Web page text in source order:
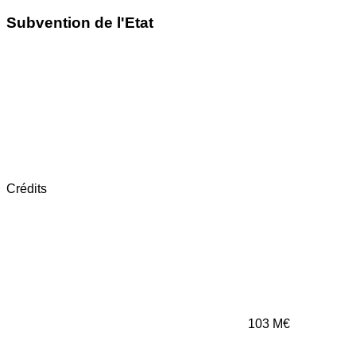
Subvention de l'Etat
Crédits
103 M€